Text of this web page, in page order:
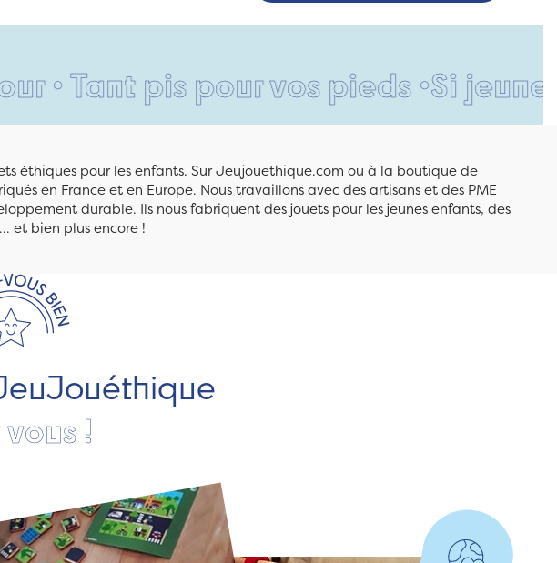
pis pour vos pieds •Si jeune et
éthiques pour les enfants. Sur Jeujouethique.com ou à la boutique de
en France et en Europe. Nous travaillons avec des artisans et des PME
durable. Ils nous fabriquent des jouets pour les jeunes enfants, des
et bien plus encore !
!